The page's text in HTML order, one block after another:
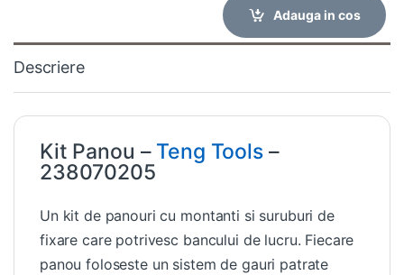
Adauga in cos
Descriere
Kit Panou – Teng Tools–
238070205
Un kit de panouri cu montanti si suruburi de
fixare care potrivesc bancului de lucru. Fiecare
panou foloseste un sistem de gauri patrate